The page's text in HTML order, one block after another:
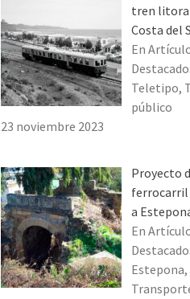
tren
Costa del
En
Teletipo,
público
23 noviembre 2023
Proyecto
ferrocarril
a
En
Estepona,